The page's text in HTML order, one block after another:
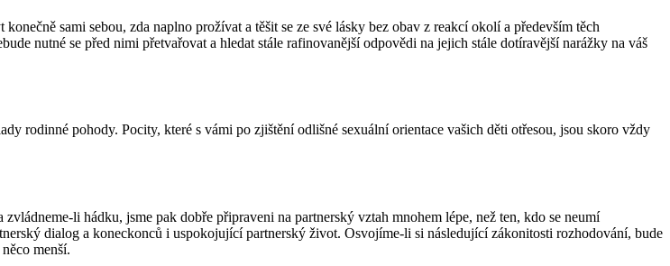
sami sebou, zda naplno prožívat a těšit se ze své lásky bez obav z reakcí okolí a především těch
nutné se před nimi přetvařovat a hledat stále rafinovanější odpovědi na jejich stále dotíravější narážky na váš
rodinné pohody. Pocity, které s vámi po zjištění odlišné sexuální orientace vašich děti otřesou, jsou skoro vždy
li hádku, jsme pak dobře připraveni na partnerský vztah mnohem lépe, než ten, kdo se neumí
dialog a koneckonců i uspokojující partnerský život. Osvojíme-li si následující zákonitosti rozhodování, bude
menší.